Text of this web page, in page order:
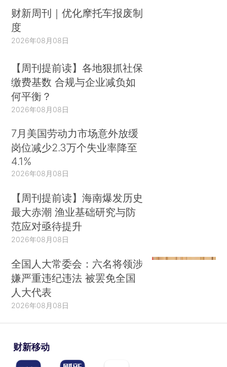
财新周刊｜优化摩托车报废制
度
2026年08月08日
【周刊提前读】各地狠抓社保
缴费基数 合规与企业减负如
何平衡？
2026年08月08日
7月美国劳动力市场意外放缓
岗位减少2.3万个失业率降至
4.1%
2026年08月08日
【周刊提前读】海南爆发历史
最大赤潮 渔业基础研究与防
范应对亟待提升
2026年08月08日
全国人大常委会：六名将领涉
嫌严重违纪违法 被罢免全国
人大代表
2026年08月08日
财新移动